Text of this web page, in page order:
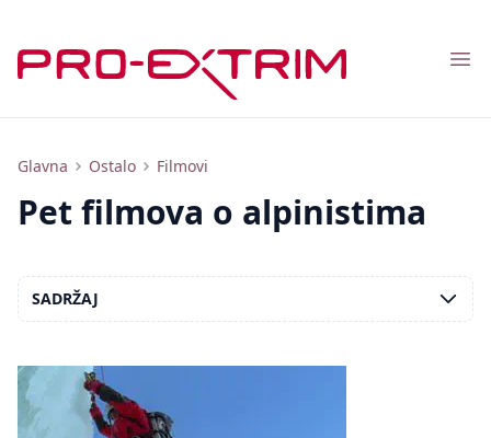
Glavna Ostalo Filmovi
Popis filmova o alpinistima i penjačima
Pet filmova o alpinistima
SADRŽAJ